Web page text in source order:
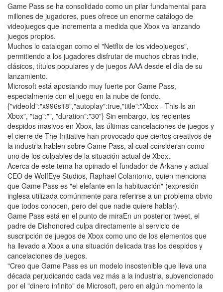
Game Pass se ha consolidado como un pilar fundamental para
millones de jugadores, pues ofrece un enorme catálogo de
videojuegos que incrementa a medida que Xbox va lanzando
juegos propios.
Muchos lo catalogan como el "Netflix de los videojuegos",
permitiendo a los jugadores disfrutar de muchos obras indie,
clásicos, títulos populares y de juegos AAA desde el día de su
lanzamiento.
Microsoft está apostando muy fuerte por Game Pass,
especialmente con el juego en la nube de fondo.
{"videoId":"x996s18","autoplay":true,"title":"Xbox - This Is an
Xbox", "tag":"", "duration":"30"} Sin embargo, los recientes
despidos masivos en Xbox, las últimas cancelaciones de juegos y
el cierre de The Initiative han provocado que ciertos creativos de
la industria hablen sobre Game Pass, al cual consideran como
uno de los culpables de la situación actual de Xbox.
Acerca de este tema ha opinado el fundador de Arkane y actual
CEO de WolfEye Studios, Raphael Colantonio, quien menciona
que Game Pass es "el elefante en la habituación" (expresión
inglesa utilizada comúnmente para referirse a un problema obvio
que todos conocen, pero del que nadie quiere hablar).
Game Pass está en el punto de miraEn un posterior tweet, el
padre de Dishonored culpa directamente al servicio de
suscripción de juegos de Xbox como uno de los elementos que
ha llevado a Xbox a una situación delicada tras los despidos y
cancelaciones de juegos.
"Creo que Game Pass es un modelo insostenible que lleva una
década perjudicando cada vez más a la industria, subvencionado
por el "dinero infinito" de Microsoft, pero en algún momento la